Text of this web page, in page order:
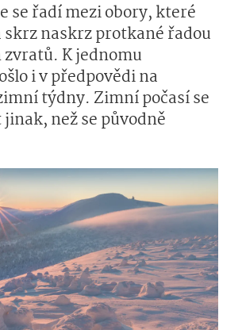
se řadí mezi obory, které
skrz naskrz protkané řadou
K jednomu
i v předpovědi na
týdny. Zimní počasí se
než se původně